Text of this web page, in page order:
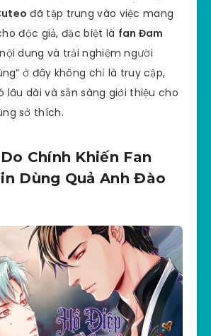
đã tập trung vào việc mang
độc giả, đặc biệt là fan Đam
dung và trải nghiệm người
ở đây không chỉ là truy cập,
lâu dài và sẵn sàng giới thiệu cho
sở thích.
Chính Khiến Fan
Dùng Quả Anh Đào